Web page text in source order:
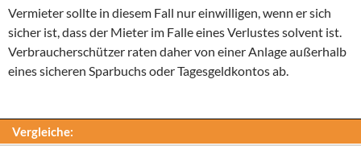
Vermieter sollte in diesem Fall nur einwilligen, wenn er sich
sicher ist, dass der Mieter im Falle eines Verlustes solvent ist.
Verbraucherschützer raten daher von einer Anlage außerhalb
eines sicheren Sparbuchs oder Tagesgeldkontos ab.
Vergleiche: